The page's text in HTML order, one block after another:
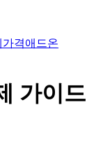
가격애드온
가이드